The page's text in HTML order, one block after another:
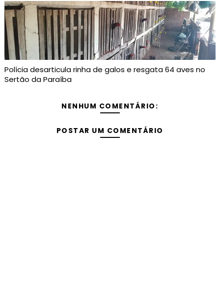
Polícia desarticula rinha de galos e resgata 64 aves no
Sertão da Paraíba
NENHUM COMENTÁRIO:
POSTAR UM COMENTÁRIO